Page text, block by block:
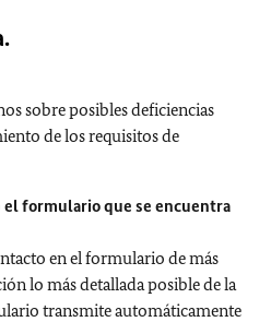
sobre posibles deficiencias
de los requisitos de
el formulario que se encuentra
en el formulario de más
lo más detallada posible de la
transmite automáticamente